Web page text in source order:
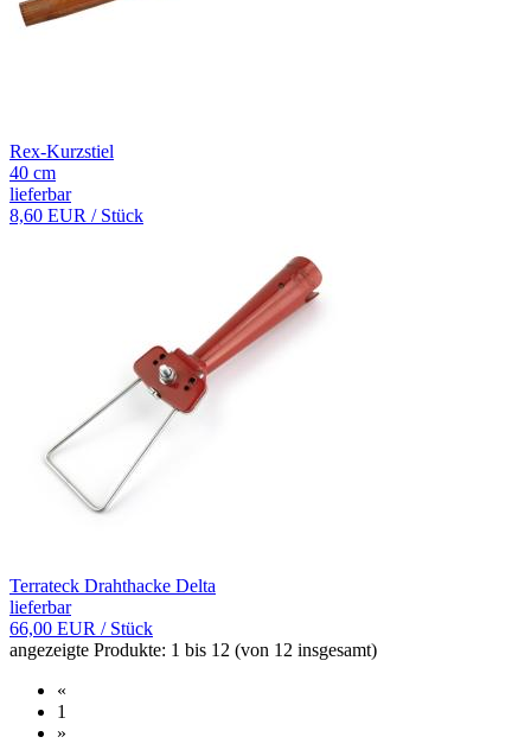
Rex-Kurzstiel
40 cm
lieferbar
8,60 EUR / Stück
Terrateck Drahthacke Delta
lieferbar
66,00 EUR / Stück
angezeigte Produkte: 1 bis 12 (von 12 insgesamt)
«
1
»